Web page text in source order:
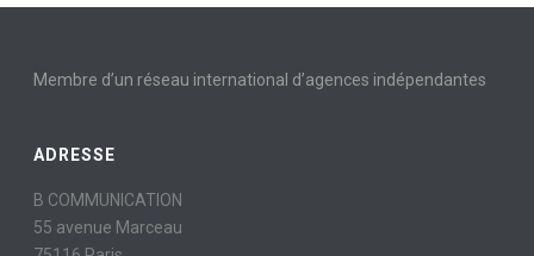
Membre d’un réseau international d’agences indépendantes
ADRESSE
B COMMUNICATION
55 avenue Marceau